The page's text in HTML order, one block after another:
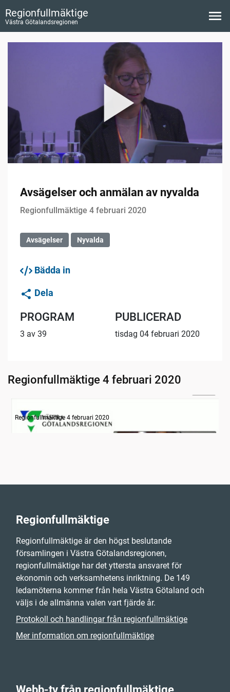
Regionfullmäktige
Västra Götalandsregionen
Avsägelser och anmälan av nyvalda
Regionfullmäktige 4 februari 2020
Avsägelser Nyvalda
Bädda in
Dela
PROGRAM
3 av 39
PUBLICERAD
tisdag 04 februari 2020
Regionfullmäktige 4 februari 2020
Information
Regionfullmäktige 4 februari 2020
Regionfullmäktige
Regionfullmäktige är den högst beslutande
församlingen i Västra Götalandsregionen,
regionfullmäktige har det yttersta ansvaret för
ekonomin och verksamhetens inriktning. De 149
ledamöterna kommer från hela Västra Götaland och
väljs i de allmänna valen vart fjärde år.
Protokoll och handlingar från regionfullmäktige
Mer information om regionfullmäktige